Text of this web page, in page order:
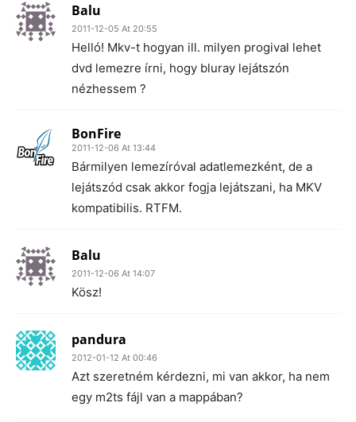
Balu
2011-12-05 At 20:55
Helló! Mkv-t hogyan ill. milyen progival lehet
dvd lemezre írni, hogy bluray lejátszón
nézhessem ?
BonFire
2011-12-06 At 13:44
Bármilyen lemezíróval adatlemezként, de a
lejátszód csak akkor fogja lejátszani, ha MKV
kompatibilis. RTFM.
Balu
2011-12-06 At 14:07
Kösz!
pandura
2012-01-12 At 00:46
Azt szeretném kérdezni, mi van akkor, ha nem
egy m2ts fájl van a mappában?